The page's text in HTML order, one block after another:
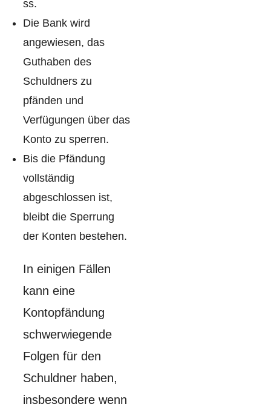
ss.
Die Bank wird
angewiesen, das
Guthaben des
Schuldners zu
pfänden und
Verfügungen über das
Konto zu sperren.
Bis die Pfändung
vollständig
abgeschlossen ist,
bleibt die Sperrung
der Konten bestehen.
In einigen Fällen
kann eine
Kontopfändung
schwerwiegende
Folgen für den
Schuldner haben,
insbesondere wenn